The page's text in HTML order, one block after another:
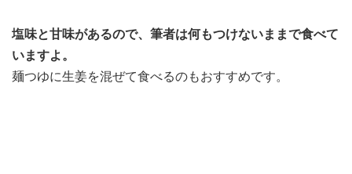
塩味と甘味があるので、筆者は何もつけないままで食べて
いますよ。
麺つゆに生姜を混ぜて食べるのもおすすめです。